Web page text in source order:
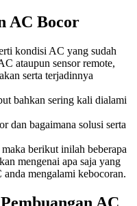
AC Bocor
kondisi AC yang sudah
ataupun sensor remote,
serta terjadinnya
bahkan sering kali dialami
dan bagaimana solusi serta
berikut inilah beberapa
mengenai apa saja yang
mengalami kebocoran.